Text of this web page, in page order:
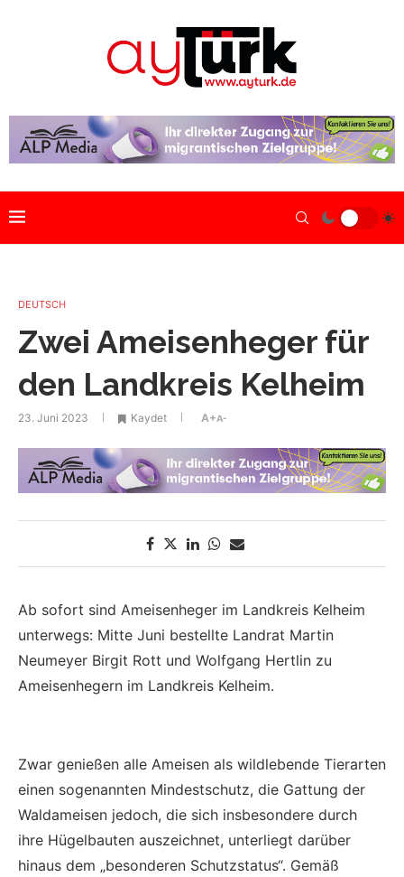
DEUTSCH
Zwei Ameisenheger für
den Landkreis Kelheim
23. Juni 2023 Kaydet A+A-
Ab sofort sind Ameisenheger im Landkreis Kelheim
unterwegs: Mitte Juni bestellte Landrat Martin
Neumeyer Birgit Rott und Wolfgang Hertlin zu
Ameisenhegern im Landkreis Kelheim.
Zwar genießen alle Ameisen als wildlebende Tierarten
einen sogenannten Mindestschutz, die Gattung der
Waldameisen jedoch, die sich insbesondere durch
ihre Hügelbauten auszeichnet, unterliegt darüber
hinaus dem „besonderen Schutzstatus“. Gemäß